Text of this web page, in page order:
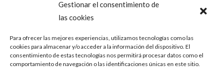
Gestionar el consentimiento de
las cookies
Para ofrecer las mejores experiencias, utilizamos tecnologías como las
cookies para almacenar y/o acceder a la información del dispositivo. El
consentimiento de estas tecnologías nos permitirá procesar datos como el
comportamiento de navegación o las identificaciones únicas en este sitio.
Política de Cookies
Accesibilidad